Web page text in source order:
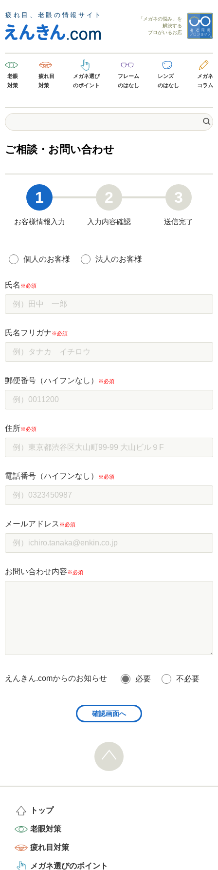
「メガネの悩み」を
解決する
プロがいるお店
老眼
対策
疲れ目
対策
メガネ選び
のポイント
フレーム
のはなし
レンズ
のはなし
メガネ
コラム
ご相談・お問い合わせ
1
お客様情報入力
2
入力内容確認
3
送信完了
個人のお客様 法人のお客様
氏名 ※必須
氏名フリガナ※必須
郵便番号（ハイフンなし） ※必須
住所※必須
電話番号（ハイフンなし） ※必須
メールアドレス ※必須
お問い合わせ内容※必須
えんきん.comからのお知らせ 必要 不必要
トップ
老眼対策
疲れ目対策
メガネ選びのポイント